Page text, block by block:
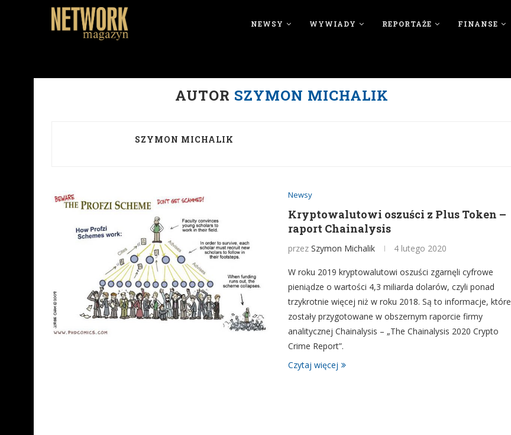
NEWSY WYWIADY REPORTAŻE FINANSE
AUTOR SZYMON MICHALIK
SZYMON MICHALIK
Newsy
Kryptowalutowi oszuści z Plus Token –
raport Chainalysis
przez Szymon Michalik 4 lutego 2020
W roku 2019 kryptowalutowi oszuści zgarnęli cyfrowe
pieniądze o wartości 4,3 miliarda dolarów, czyli ponad
trzykrotnie więcej niż w roku 2018. Są to informacje, które
zostały przygotowane w obszernym raporcie firmy
analitycznej Chainalysis – „The Chainalysis 2020 Crypto
Crime Report”.
Czytaj więcej